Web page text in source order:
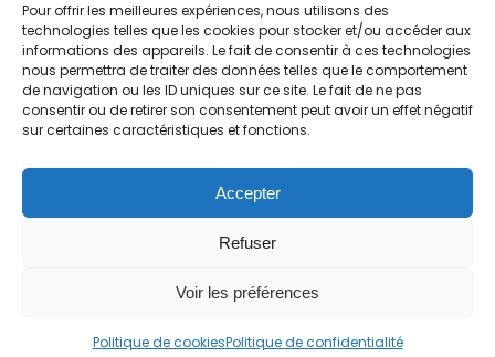
Pour offrir les meilleures expériences, nous utilisons des
technologies telles que les cookies pour stocker et/ou accéder aux
informations des appareils. Le fait de consentir à ces technologies
nous permettra de traiter des données telles que le comportement
de navigation ou les ID uniques sur ce site. Le fait de ne pas
consentir ou de retirer son consentement peut avoir un effet négatif
sur certaines caractéristiques et fonctions.
Accepter
Refuser
Voir les préférences
Politique de cookiesPolitique de confidentialité
réservés.